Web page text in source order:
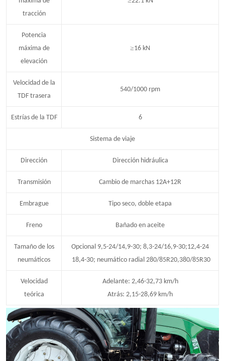
tracción
Potencia
máxima de
elevación
≥16 kN
Velocidad de la
TDF trasera
540/1000 rpm
Estrías de la TDF 6
Sistema de viaje
Dirección Dirección hidráulica
Transmisión Cambio de marchas 12A+12R
Embrague Tipo seco, doble etapa
Freno Bañado en aceite
Tamaño de los
neumáticos
Opcional 9,5-24/14,9-30; 8,3-24/16,9-30;12,4-24
18,4-30; neumático radial 280/85R20,380/85R30
Velocidad
teórica
Adelante: 2,46-32,73 km/h
Atrás: 2,15-28,69 km/h